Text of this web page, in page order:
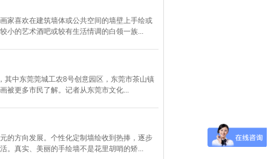
家喜欢在建筑墙体或公共空间的墙壁上手绘或
小的艺术酒吧或较有生活情调的白领一族...
中东莞莞城工农8号创意园区，东莞市茶山镇
被更多市民了解。记者从东莞市文化...
的方向发展。个性化定制墙绘收到热捧，逐步
。真实、美丽的手绘墙不是花里胡哨的矫...